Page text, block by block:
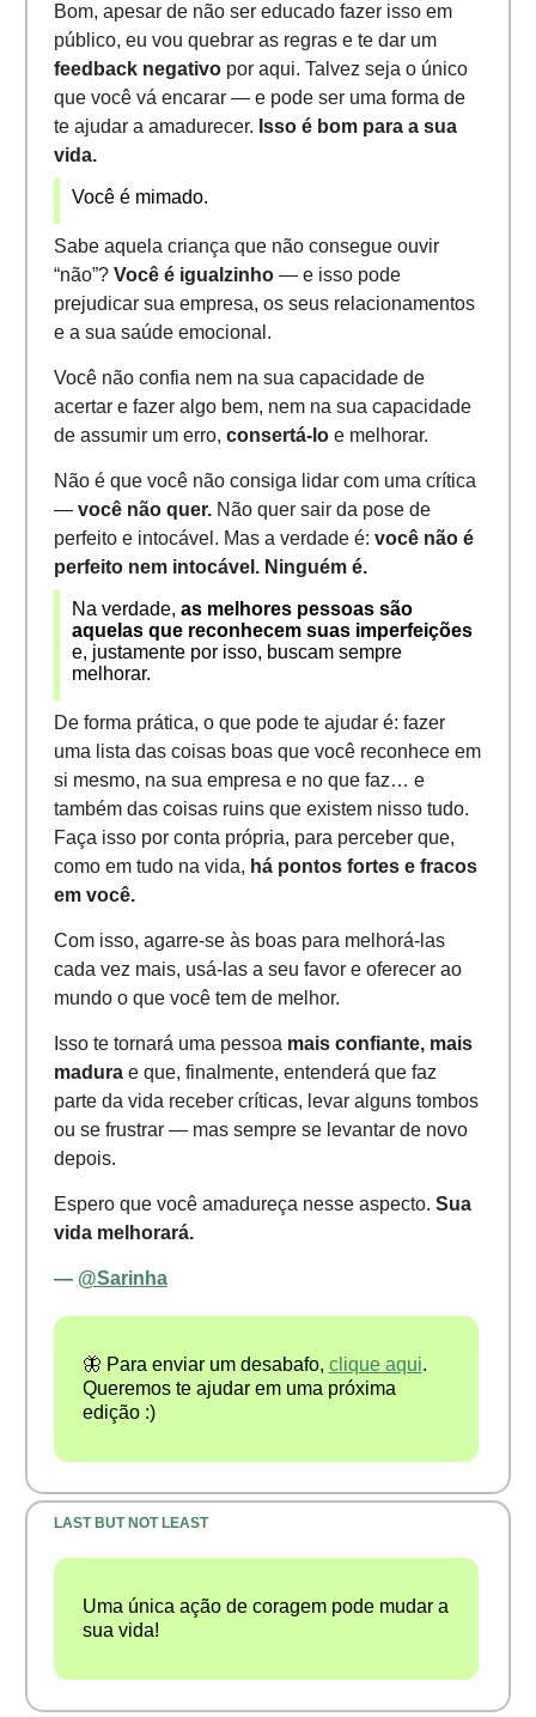
Bom, apesar de não ser educado fazer isso em
público, eu vou quebrar as regras e te dar um
feedback negativopor aqui. Talvez seja o único
que você vá encarar — e pode ser uma forma de
te ajudar a amadurecer. Isso é bom para a sua
vida.
Você é mimado.
Sabe aquela criança que não consegue ouvir
“não”? Você é igualzinho— e isso pode
prejudicar sua empresa, os seus relacionamentos
e a sua saúde emocional.
Você não confia nem na sua capacidade de
acertar e fazer algo bem, nem na sua capacidade
de assumir um erro, consertá-loe melhorar.
Não é que você não consiga lidar com uma crítica
— você não quer.Não quer sair da pose de
perfeito e intocável. Mas a verdade é: você não é
perfeito nem intocável. Ninguém é.
Na verdade, as melhores pessoas são
aquelas que reconhecem suas imperfeições
e, justamente por isso, buscam sempre
melhorar.
De forma prática, o que pode te ajudar é: fazer
uma lista das coisas boas que você reconhece em
si mesmo, na sua empresa e no que faz… e
também das coisas ruins que existem nisso tudo.
Faça isso por conta própria, para perceber que,
como em tudo na vida, há pontos fortes e fracos
em você.
Com isso, agarre-se às boas para melhorá-las
cada vez mais, usá-las a seu favor e oferecer ao
mundo o que você tem de melhor.
Isso te tornará uma pessoa mais confiante, mais
madurae que, finalmente, entenderá que faz
parte da vida receber críticas, levar alguns tombos
ou se frustrar — mas sempre se levantar de novo
depois.
Espero que você amadureça nesse aspecto. Sua
vida melhorará.
— @Sarinha
🦋 Para enviar um desabafo, clique aqui.
Queremos te ajudar em uma próxima
edição :)
LAST BUT NOT LEAST
Uma única ação de coragem pode mudar a
sua vida!